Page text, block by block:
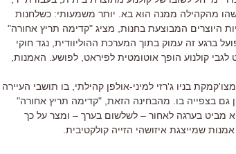
מהקהילה ממנה הוא בא. יותר משמעותי: כשלחנות
היוצרים המבוצעת בחנות, מציג "קדימה תריץ אחורה"
ברגע זה עמוק בתוך המערכת ההוליוודית, נגד חוקי
קולנוע הופך אוטומטית לפיראט, לפושע. האמנות,
בניו ג'רזי למיני-אולפן קהילתי, בו תושבי העיירה
גם בצפייה בו. מהבחינה הזאת, "קדימה תריץ אחורה"
מביט בערגה לאחור – לשלשום בערך – ומצר על כך
שמייצגת איזושהי הזייה קולקטיבית.